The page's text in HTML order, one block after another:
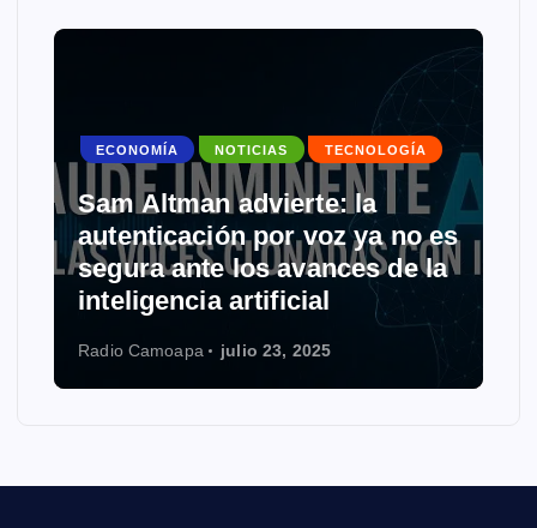
ECONOMÍA NOTICIAS TECNOLOGÍA
Sam Altman advierte: la
autenticación por voz ya no es
segura ante los avances de la
inteligencia artificial
Radio Camoapa julio 23, 2025